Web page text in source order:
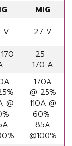
MIG
V 27 V
25 ÷
170 A
@
170A
@ 25%
110A @
60%
85A
@100%